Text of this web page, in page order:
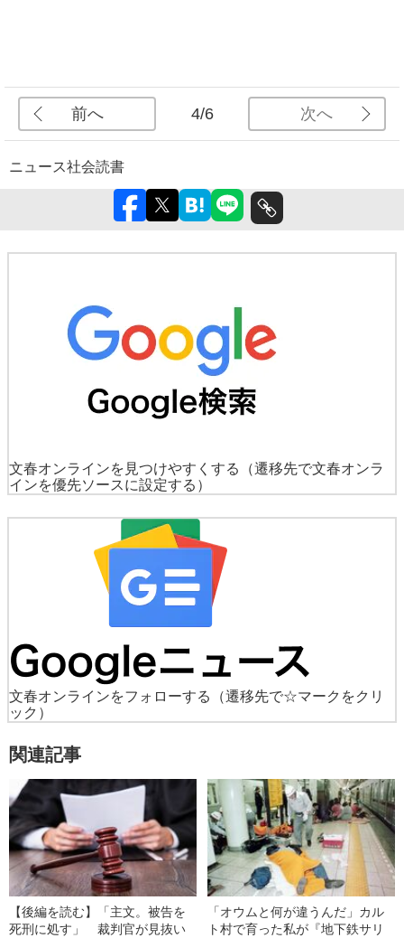
前へ 4/6 次へ
ニュース社会読書
文春オンラインを見つけやすくする
（遷移先で文春オンラ
インを優先ソースに設定する）
文春オンラインをフォローする
（遷移先で☆マークをクリ
ック）
関連記事
【後編を読む】「主文。被告を
死刑に処す」 裁判官が見抜い
「オウムと何が違うんだ」カル
ト村で育った私が『地下鉄サリ